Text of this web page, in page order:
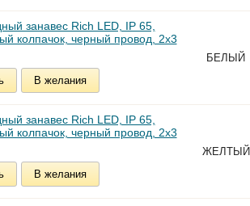
занавес Rich LED, IP 65,
колпачок, черный провод, 2х3
В желания
БЕЛЫЙ
занавес Rich LED, IP 65,
колпачок, черный провод, 2х3
В желания
ЖЕЛТЫЙ